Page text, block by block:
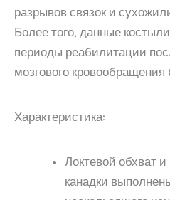
разрывов связок и
Более того, данные
периоды реабилитации
мозгового кровообращения
Характеристика:
Локтевой обхват и
канадки